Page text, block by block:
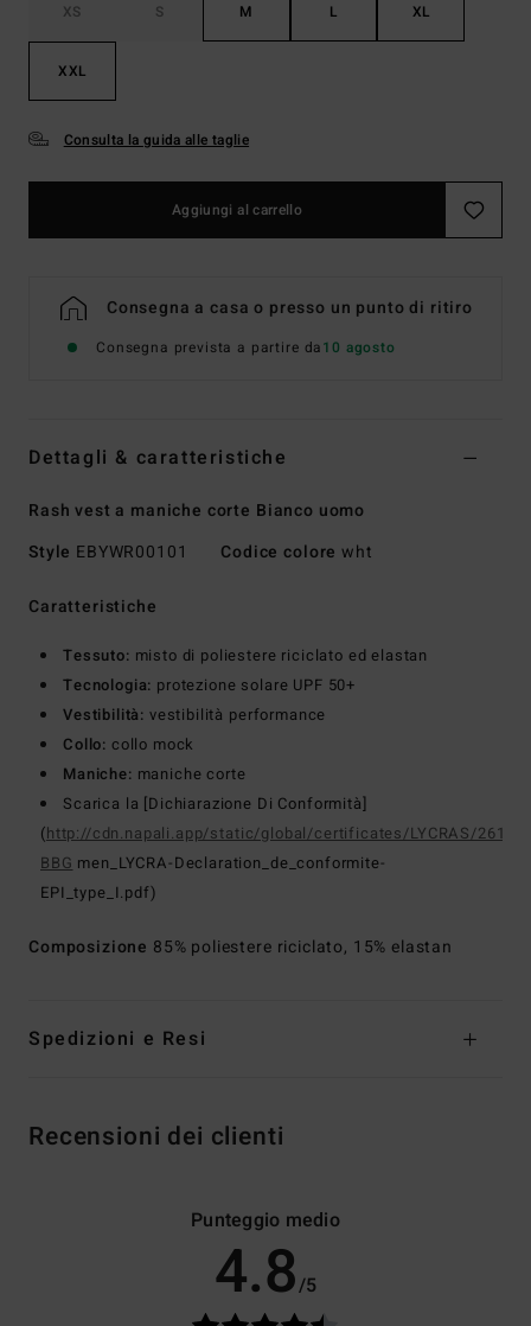
XS S M L XL
XXL
Consulta la guida alle taglie
Aggiungi al carrello
Consegna a casa o presso un punto di ritiro
Consegna prevista a partire da10 agosto
Dettagli & caratteristiche
Rash vest a maniche corte Bianco uomo
Style EBYWR00101 Codice colore wht
Caratteristiche
Tessuto: misto di poliestere riciclato ed elastan
Tecnologia: protezione solare UPF 50+
Vestibilità: vestibilità performance
Collo: collo mock
Maniche: maniche corte
Scarica la [Dichiarazione Di Conformità]
(http://cdn.napali.app/static/global/certificates/LYCRAS/261-
BBG men_LYCRA-Declaration_de_conformite-
EPI_type_I.pdf)
Composizione 85% poliestere riciclato, 15% elastan
Spedizioni e Resi
Recensioni dei clienti
Punteggio medio
4.8/5